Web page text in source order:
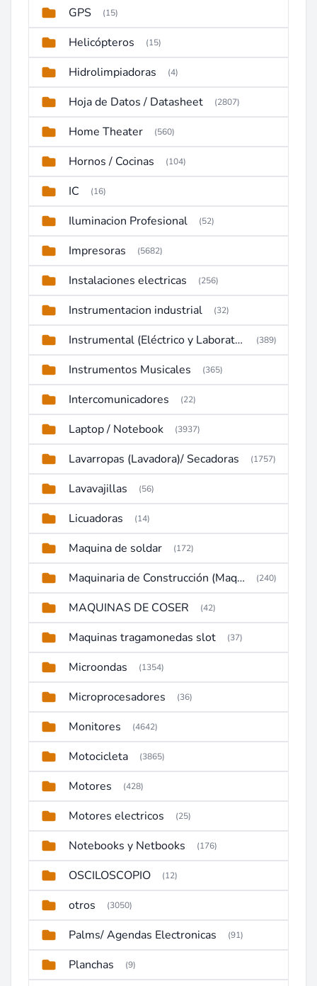
GPS (15)
Helicópteros (15)
Hidrolimpiadoras (4)
Hoja de Datos / Datasheet (2807)
Home Theater (560)
Hornos / Cocinas (104)
IC (16)
Iluminacion Profesional (52)
Impresoras (5682)
Instalaciones electricas (256)
Instrumentacion industrial (32)
Instrumental (Eléctrico y Laboratorio) (389)
Instrumentos Musicales (365)
Intercomunicadores (22)
Laptop / Notebook (3937)
Lavarropas (Lavadora)/ Secadoras (1757)
Lavavajillas (56)
Licuadoras (14)
Maquina de soldar (172)
Maquinaria de Construcción (Maquinaria Pesada) (240)
MAQUINAS DE COSER (42)
Maquinas tragamonedas slot (37)
Microondas (1354)
Microprocesadores (36)
Monitores (4642)
Motocicleta (3865)
Motores (428)
Motores electricos (25)
Notebooks y Netbooks (176)
OSCILOSCOPIO (12)
otros (3050)
Palms/ Agendas Electronicas (91)
Planchas (9)